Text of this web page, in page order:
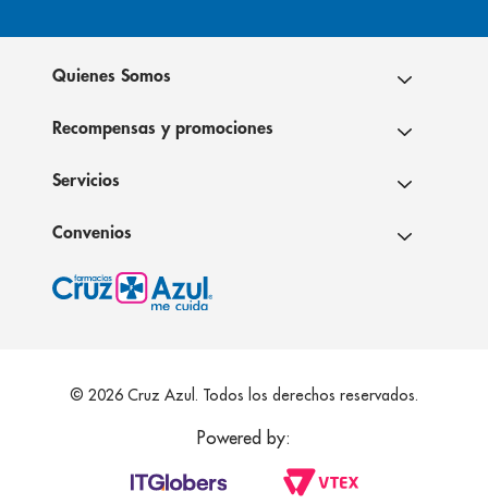
Quienes Somos
Recompensas y promociones
Servicios
Convenios
© 2026 Cruz Azul. Todos los derechos reservados.
Powered by: